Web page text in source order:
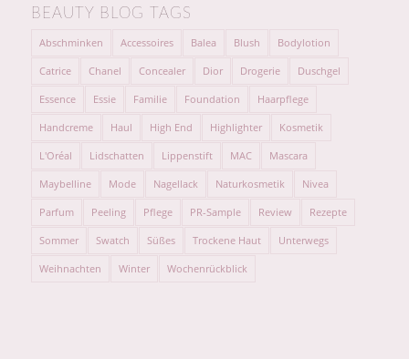
BEAUTY BLOG TAGS
Abschminken Accessoires Balea Blush Bodylotion
Catrice Chanel Concealer Dior Drogerie Duschgel
Essence Essie Familie Foundation Haarpflege
Handcreme Haul High End Highlighter Kosmetik
L'Oréal Lidschatten Lippenstift MAC Mascara
Maybelline Mode Nagellack Naturkosmetik Nivea
Parfum Peeling Pflege PR-Sample Review Rezepte
Sommer Swatch Süßes Trockene Haut Unterwegs
Weihnachten Winter Wochenrückblick